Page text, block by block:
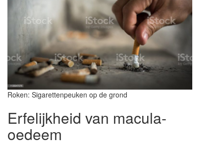
Roken: Sigarettenpeuken op de grond
Erfelijkheid van macula-
oedeem